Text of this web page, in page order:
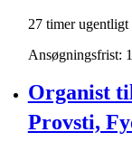
27 timer ugentligt
Ansøgningsfrist:
Organist
Provsti,